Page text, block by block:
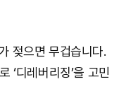
젖으면 무겁습니다.
‘디레버리징’을 고민